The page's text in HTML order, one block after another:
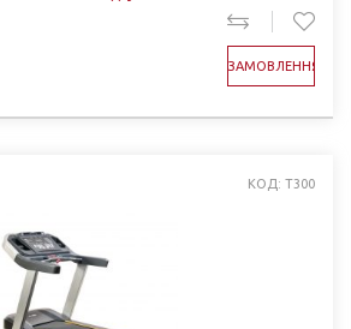
ЗАМОВЛЕННЯ
КОД: T300